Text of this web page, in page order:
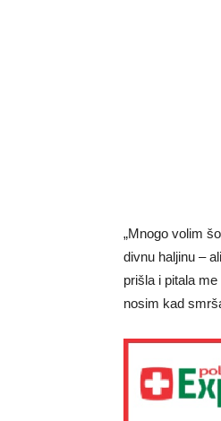
„Mnogo volim
divnu haljinu –
prišla i pitala
nosim kad